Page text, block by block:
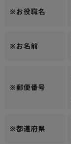
※お役職名
※お名前
※郵便番号
※都道府県